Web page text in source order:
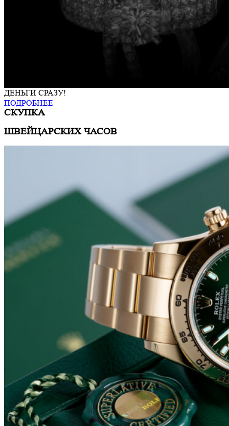
ДЕНЬГИ СРАЗУ!
ПОДРОБНЕЕ
СКУПКА
ШВЕЙЦАРСКИХ ЧАСОВ